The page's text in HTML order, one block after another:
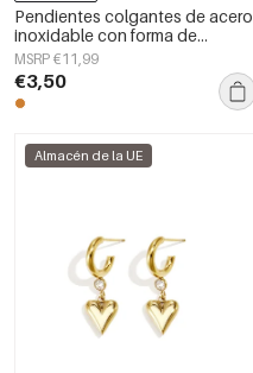
Pendientes colgantes de acero
inoxidable con forma de
corazón, sencillos, de la serie
Daily Simple, joyería para mujer.
MSRP €11,99
€3,50
Almacén de la UE